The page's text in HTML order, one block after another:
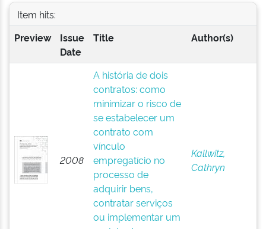
Item hits:
Preview
Issue
Date
Title Author(s)
2008
A história de dois
contratos: como
minimizar o risco de
se estabelecer um
contrato com
vínculo
empregatício no
processo de
adquirir bens,
contratar serviços
ou implementar um
Kallwitz,
Cathryn